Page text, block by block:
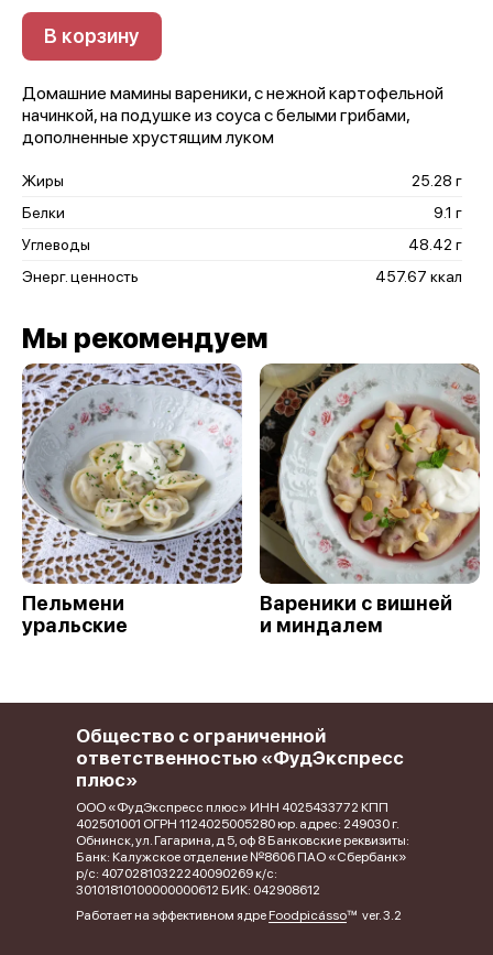
В корзину
Домашние мамины вареники, с нежной картофельной
начинкой, на подушке из соуса с белыми грибами,
дополненные хрустящим луком
Жиры
25.28 г
Белки
9.1 г
Углеводы
48.42 г
Энерг. ценность
457.67 ккал
Мы рекомендуем
Пельмени
уральские
Вареники с вишней
и миндалем
Общество с ограниченной
ответственностью «ФудЭкспресс
плюс»
ООО «ФудЭкспресс плюс» ИНН 4025433772 КПП
402501001 ОГРН 1124025005280 юр. адрес: 249030 г.
Обнинск, ул. Гагарина, д 5, оф 8 Банковские реквизиты:
Банк: Калужское отделение №8606 ПАО «Сбербанк»
р/с: 40702810322240090269 к/с:
30101810100000000612 БИК: 042908612
Работает на эффективном ядре Foodpicássover. 3.2